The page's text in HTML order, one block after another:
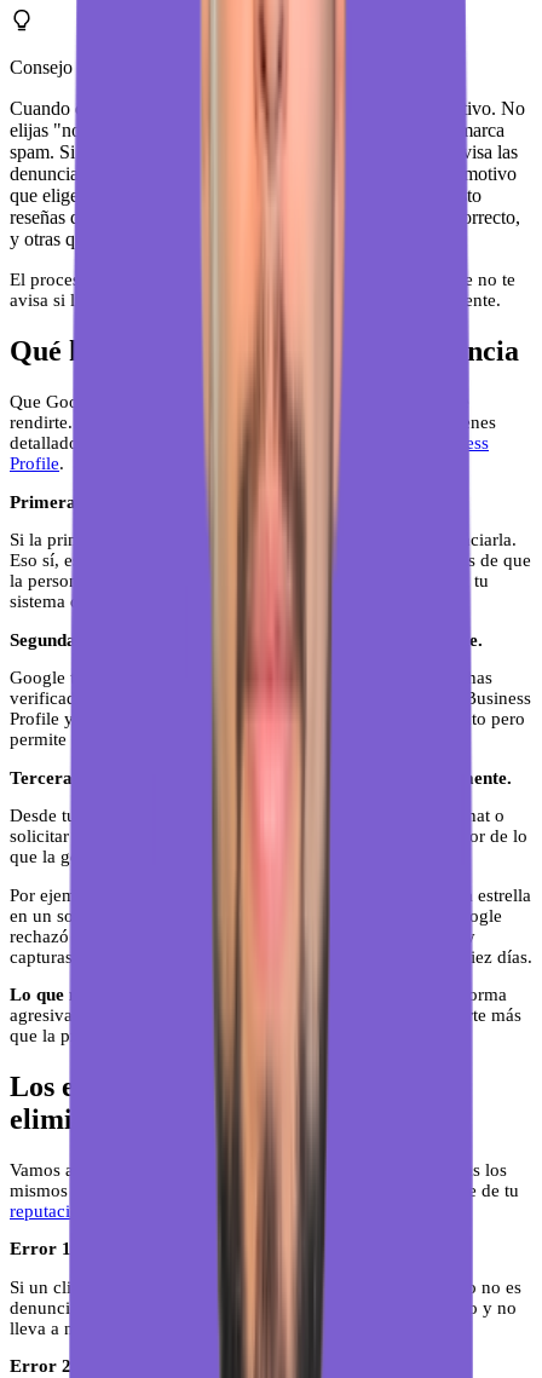
Consejo de experto
Cuando denuncias una reseña, sé muy específico con el motivo. No
elijas "no me gusta" o el motivo más genérico. Si es spam, marca
spam. Si hay insultos, marca contenido ofensivo. Google revisa las
denuncias de forma automatizada en primera instancia, y el motivo
que eliges determina qué algoritmo la revisa primero. He visto
reseñas que se eliminaron en 48 horas eligiendo el motivo correcto,
y otras que tardaron semanas con el motivo equivocado.
El proceso de revisión puede tardar entre 3 y 14 días. Google no te
avisa si la elimina o no: tienes que comprobarlo tú manualmente.
Qué hacer si Google rechaza tu denuncia
Que Google rechace tu denuncia no significa que tengas que
rendirte. Hay pasos adicionales. El proceso de escalado lo tienes
detallado en
cómo contactar con el soporte de Google Business
Profile.
Primera opción: volver a denunciar con más contexto.
Si la primera denuncia fue rechazada, puedes volver a denunciarla.
Eso sí, esta vez necesitas ser más preciso. Si tienes evidencias de que
la persona nunca fue tu cliente —por ejemplo, no aparece en tu
sistema de citas o pedidos— documéntalo.
Segunda opción: usar el formulario de asistencia de Google.
Google tiene un proceso de escalado para propietarios de fichas
verificadas. Puedes acceder a él desde el soporte de Google Business
Profile y explicar el caso con detalle. Este proceso es más lento pero
permite que un revisor humano lo vea.
Tercera opción: contactar con soporte de Google directamente.
Desde tu panel de Google Business Profile puedes abrir un chat o
solicitar una llamada con el equipo de soporte. Funciona mejor de lo
que la gente cree, especialmente si tienes evidencias claras.
Por ejemplo: la Cerrajería López recibió cinco reseñas de una estrella
en un solo día, todas sin texto, de cuentas recién creadas. Google
rechazó la primera denuncia. Con el formulario de escalado y
capturas de las cuentas, consiguieron que las eliminaran en diez días.
Lo que no debes hacer nunca:
no respondas a la reseña de forma
agresiva mientras esperas la resolución. Eso puede perjudicarte más
que la propia reseña.
Los errores más comunes al intentar
eliminar reseñas de Google
Vamos a ver qué falla más habitualmente para que no cometas los
mismos errores. Y recuerda que las reseñas son solo una parte de tu
reputación online
Error 1: denunciar reseñas negativas legítimas.
Si un cliente tuvo una mala experiencia real y lo describe, eso no es
denunciable. Denunciarlo igualmente solo consume tu tiempo y no
lleva a ningún lado.
Error 2: elegir el motivo equivocado en la denuncia.